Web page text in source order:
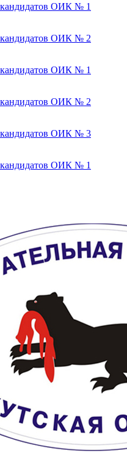
кандидатов ОИК № 1
кандидатов ОИК № 2
кандидатов ОИК № 1
кандидатов ОИК № 2
кандидатов ОИК № 3
кандидатов ОИК № 1